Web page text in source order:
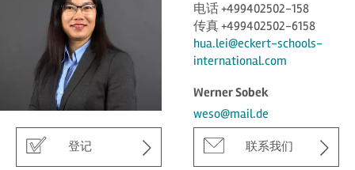
电话 +499402502-158
传真 +499402502-6158
hua.lei@eckert-schools-
international.com
Werner Sobek
weso@mail.de
登记 联系我们